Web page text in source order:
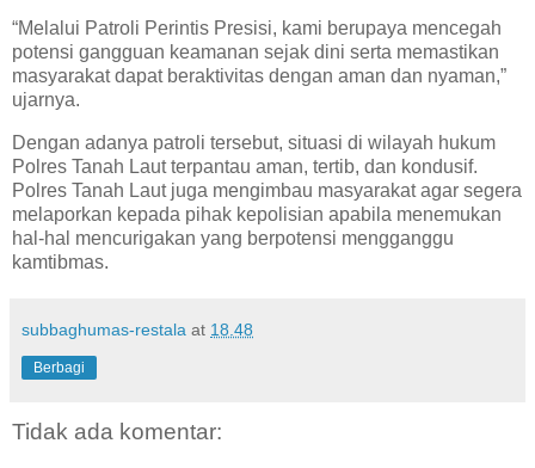
“Melalui Patroli Perintis Presisi, kami berupaya mencegah
potensi gangguan keamanan sejak dini serta memastikan
masyarakat dapat beraktivitas dengan aman dan nyaman,”
ujarnya.
Dengan adanya patroli tersebut, situasi di wilayah hukum
Polres Tanah Laut terpantau aman, tertib, dan kondusif.
Polres Tanah Laut juga mengimbau masyarakat agar segera
melaporkan kepada pihak kepolisian apabila menemukan
hal-hal mencurigakan yang berpotensi mengganggu
kamtibmas.
subbaghumas-restala at 18.48
Berbagi
Tidak ada komentar: